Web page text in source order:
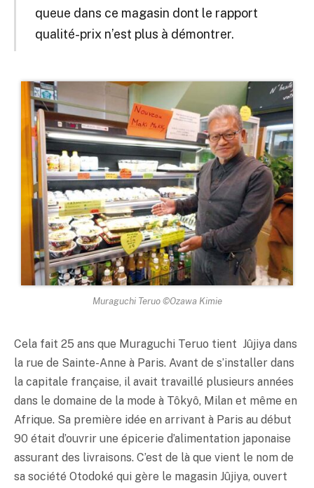
queue dans ce magasin dont le rapport
qualité-prix n’est plus à démontrer.
Muraguchi Teruo ©Ozawa Kimie
Cela fait 25 ans que Muraguchi Teruo tient Jûjiya dans
la rue de Sainte-Anne à Paris. Avant de s’installer dans
la capitale française, il avait travaillé plusieurs années
dans le domaine de la mode à Tôkyô, Milan et même en
Afrique. Sa première idée en arrivant à Paris au début
90 était d’ouvrir une épicerie d’alimentation japonaise
assurant des livraisons. C’est de là que vient le nom de
sa société Otodoké qui gère le magasin Jûjiya, ouvert